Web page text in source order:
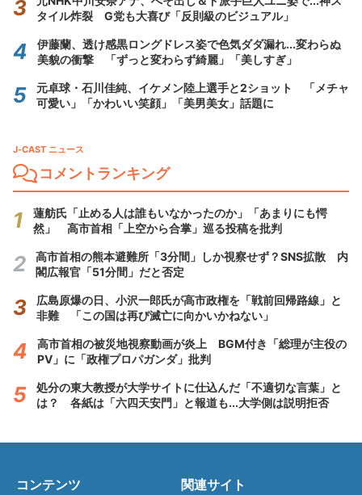
タイル炸裂 G党も大喜び「反則級のビジュアル」
伊藤蘭、透け感黒ロングドレス姿で色気ダダ漏れ...変わらぬ
美貌の衝撃 「ずっと変わらず綺麗」「美しすぎ」
元卓球・石川佳純、イケメン陸上選手と2ショット 「メチャ
可愛い」「かわいい笑顔」「美男美女」話題に
J-CAST ニュース
コメントランキング
蓮舫氏「止める人は誰もいなかったのか」「あまりにも愕
然」 高市首相「上空から合掌」巡る投稿を批判
高市首相の熊本避難所「3分間」しか視察せず？SNS拡散 内
閣広報官「51分間」だと否定
広島原爆の日、小沢一郎氏が高市政権を「戦前回帰路線」と
非難 「この国は再び滅亡に向かいかねない」
高市首相の被災地視察動画が炎上 BGM付き「総理が主役の
PV」に「政権プロパガンダ」批判
処分の東大教授が大学サイトに仕込んだ「不適切な言葉」と
は？ 各紙は「六四天安門」と報道も...大学側は説明拒否
コンテンツ 関連サイト